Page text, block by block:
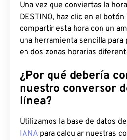
Una vez que conviertas la
DESTINO, haz clic en el
compartir esta hora con un
una herramienta sencilla para
en dos zonas horarias
¿Por qué debería
nuestro conversor
línea?
Utilizamos la base de datos
IANA para calcular nuestras